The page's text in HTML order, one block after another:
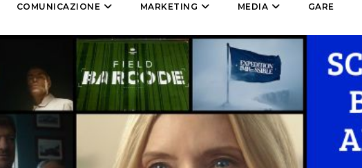
PRODOTTI
PUNTI VENDITA
STRATEGIE
COMUNICAZIONE MARKETING MEDIA GARE